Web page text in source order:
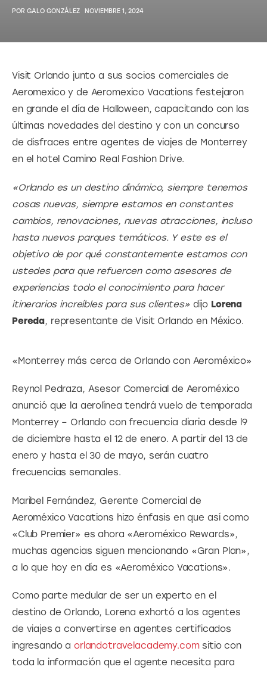
POR GALO GONZÁLEZ NOVIEMBRE 1, 2024
Visit Orlando junto a sus socios comerciales de
Aeromexico y de Aeromexico Vacations festejaron
en grande el día de Halloween, capacitando con las
últimas novedades del destino y con un concurso
de disfraces entre agentes de viajes de Monterrey
en el hotel Camino Real Fashion Drive.
«Orlando es un destino dinámico, siempre tenemos
cosas nuevas, siempre estamos en constantes
cambios, renovaciones, nuevas atracciones, incluso
hasta nuevos parques temáticos. Y este es el
objetivo de por qué constantemente estamos con
ustedes para que refuercen como asesores de
experiencias todo el conocimiento para hacer
itinerarios increíbles para sus clientes» dijo Lorena
Pereda, representante de Visit Orlando en México.
«Monterrey más cerca de Orlando con Aeroméxico»
Reynol Pedraza, Asesor Comercial de Aeroméxico
anunció que la aerolínea tendrá vuelo de temporada
Monterrey – Orlando con frecuencia diaria desde l9
de diciembre hasta el 12 de enero. A partir del 13 de
enero y hasta el 30 de mayo, serán cuatro
frecuencias semanales.
Maribel Fernández, Gerente Comercial de
Aeroméxico Vacations hizo énfasis en que así como
«Club Premier» es ahora «Aeroméxico Rewards»,
muchas agencias siguen mencionando «Gran Plan»,
a lo que hoy en día es «Aeroméxico Vacations».
Como parte medular de ser un experto en el
destino de Orlando, Lorena exhortó a los agentes
de viajes a convertirse en agentes certificados
ingresando a orlandotravelacademy.com sitio con
toda la información que el agente necesita para